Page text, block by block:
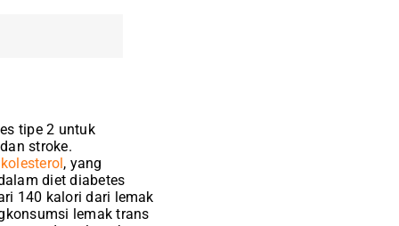
tipe 2 untuk
stroke.
, yang
diet diabetes
140 kalori dari lemak
lemak trans